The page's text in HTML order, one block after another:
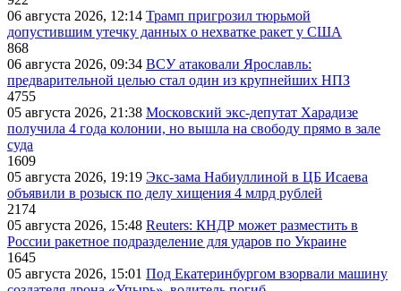
06 августа 2026, 12:14 Трамп пригрозил тюрьмой
допустившим утечку данных о нехватке ракет у США
868
06 августа 2026, 09:34 ВСУ атаковали Ярославль:
предварительной целью стал один из крупнейших НПЗ
4755
05 августа 2026, 21:38 Московский экс-депутат Харадизе
получила 4 года колонии, но вышла на свободу прямо в зале
суда
1609
05 августа 2026, 19:19 Экс-зама Набиуллиной в ЦБ Исаева
объявили в розыск по делу хищения 4 млрд рублей
2174
05 августа 2026, 15:48 Reuters: КНДР может разместить в
России ракетное подразделение для ударов по Украине
1645
05 августа 2026, 15:01 Под Екатеринбургом взорвали машину